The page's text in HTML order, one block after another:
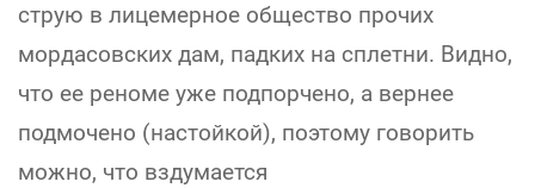
струю в лицемерное общество прочих
мордасовских дам, падких на сплетни. Видно,
что ее реноме уже подпорчено, а вернее
подмочено (настойкой), поэтому говорить
можно, что вздумается